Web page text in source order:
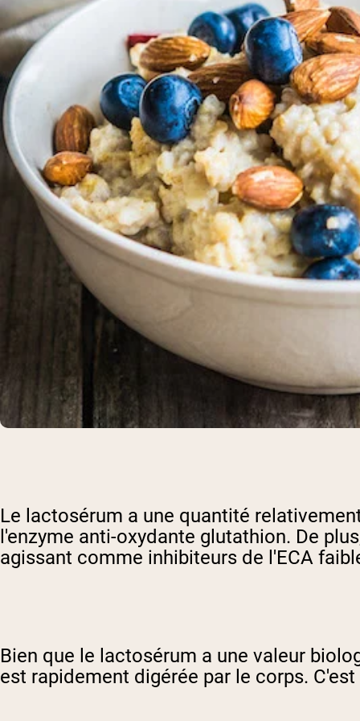
Le lactosérum a une quantité
l'enzyme anti-oxydante glutathion. De
agissant comme inhibiteurs de l'ECA
Bien que le lactosérum a une valeur
est rapidement digérée par le corps.